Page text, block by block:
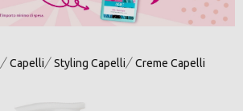
Capelli Styling Capelli Creme Capelli